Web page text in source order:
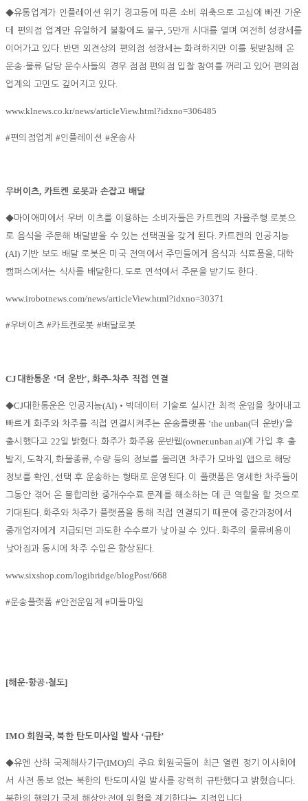
◆유통업계가 인플레이션 위기 경고등에 따른 소비 위축으로 고심에 빠진 가운
데 편의점 업계만 유일하게 불황에도 불구, 5만개 시대를 열며 여전히 성장세를
이어가고 있다. 반면 외견상의 편의점 성장세는 화려하지만 이를 뒷받침해 온
운송·물류 담당 운수사들의 경우 점점 편의점 입찰 참여를 꺼리고 있어 편의점
업계의 고민도 깊어지고 있다.
www.klnews.co.kr/news/articleView.html?idxno=306485
#편의점업계 #인플레이션#운송사
우버이츠, 카트켄 로봇과 손잡고 배달
◆마이애미에서 우버 이츠를 이용하는 소비자들은 카트켄의 자율주행 로봇으
로 음식을 주문해 배달받을 수 있는 선택권을 갖게 된다. 카트켄의 인공지능
(AI) 기반 보도 배달 로봇은 미국 전역에서 주민들에게 음식과 식료품을, 대학
캠퍼스에서는 식사를 배달한다. 도로 연석에서 주문을 받기도 한다.
www.irobotnews.com/news/articleView.html?idxno=30371
#우버이츠#카트켄로봇 #배달로봇
CJ 대한통운 ‘더 운반', 화주-차주 직접 연결
◆CJ대한통운은 인공지능(AI)• 빅데이터 기술로 실시간 최적 운임을 찾아내고
빠르게 화주와 차주를 직접 연결시켜주는 운송플랫폼 ‘the unban(더 운반)’을
출시했다고 22일 밝혔다. 화주가 화주용 운반웹(owner.unban.ai)에 가입 후 출
발지 , 도착지 ,화물종류,수량 등의 정보를 올리면 차주가 모바일 앱으로 해당
정보를 확인 , 선택 후 운송하는 형태로 운영된다. 이 플랫폼은 영세한 차주들이
그동안 겪어 온 불합리한 중개수수료 문제를 해소하는 데 큰 역할을 할 것으로
기대된다.화주와 차주가 플랫폼을 통해 직접 연결되기 때문에 중간과정에서
중개업자에게 지급되던 과도한 수수료가 낮아질 수 있다. 화주의 물류비용이
낮아짐과 동시에 차주 수입은 향상된다.
www.sixshop.com/logibridge/blogPost/668
#운송플랫폼 #안전운임제#미들마일
[해운·항공·철도]
IMO회원국,북한 탄도미사일 발사 ‘규탄’
◆유엔 산하 국제해사기구(IMO)의 주요 회원국들이 최근 열린 정기 이사회에
서 사전 통보 없는 북한의 탄도미사일 발사를 강력히 규탄했다고 밝혔습니다.
북한의 행위가 국제 해상안전에 위협을 제기한다는 지적입니다